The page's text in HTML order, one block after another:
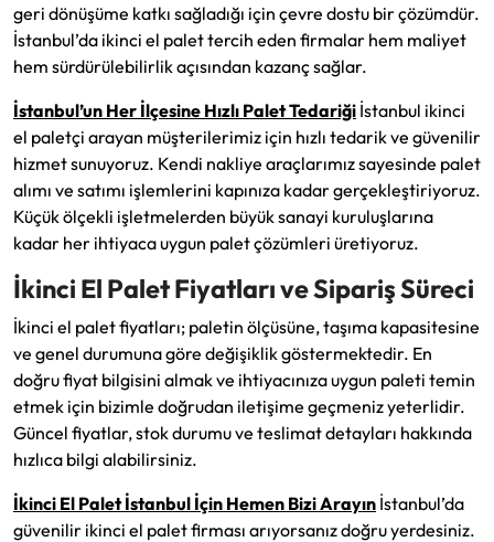
geri dönüşüme katkı sağladığı için çevre dostu bir çözümdür.
İstanbul’da ikinci el palet tercih eden firmalar hem maliyet
hem sürdürülebilirlik açısından kazanç sağlar.
İstanbul’un Her İlçesine Hızlı Palet Tedariği İstanbul ikinci
el paletçi arayan müşterilerimiz için hızlı tedarik ve güvenilir
hizmet sunuyoruz. Kendi nakliye araçlarımız sayesinde palet
alımı ve satımı işlemlerini kapınıza kadar gerçekleştiriyoruz.
Küçük ölçekli işletmelerden büyük sanayi kuruluşlarına
kadar her ihtiyaca uygun palet çözümleri üretiyoruz.
İkinci El Palet Fiyatları ve Sipariş Süreci
İkinci el palet fiyatları; paletin ölçüsüne, taşıma kapasitesine
ve genel durumuna göre değişiklik göstermektedir. En
doğru fiyat bilgisini almak ve ihtiyacınıza uygun paleti temin
etmek için bizimle doğrudan iletişime geçmeniz yeterlidir.
Güncel fiyatlar, stok durumu ve teslimat detayları hakkında
hızlıca bilgi alabilirsiniz.
İkinci El Palet İstanbul İçin Hemen Bizi Arayın İstanbul’da
güvenilir ikinci el palet firması arıyorsanız doğru yerdesiniz.